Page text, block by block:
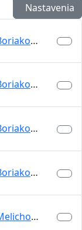
Nastavenia
Boriakové skaly
Boriakové skaly
Boriakové skaly
Boriakové skaly
Melichova skala